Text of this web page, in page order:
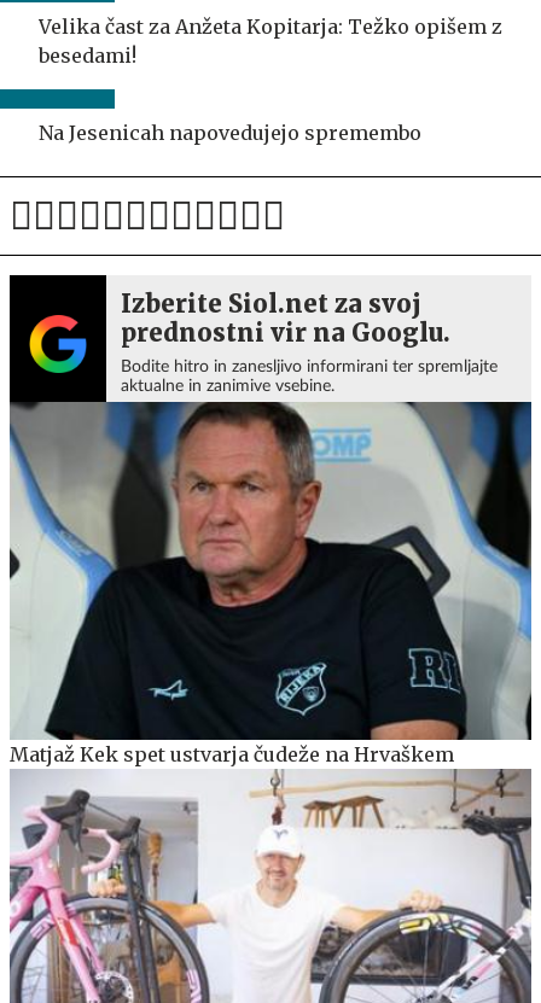
Velika čast za Anžeta Kopitarja: Težko opišem z
besedami!
Na Jesenicah napovedujejo spremembo
Izberite Siol.net za svoj
prednostni vir na Googlu.
Bodite hitro in zanesljivo informirani ter spremljajte
aktualne in zanimive vsebine.
Matjaž Kek spet ustvarja čudeže na Hrvaškem